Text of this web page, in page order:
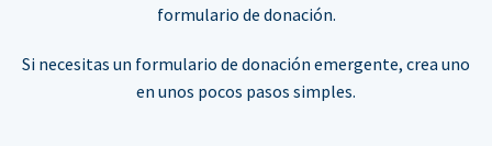
formulario de donación.
Si necesitas un formulario de donación emergente, crea uno
en unos pocos pasos simples.